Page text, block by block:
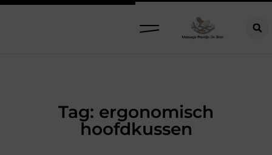
Tag: ergonomisch
hoofdkussen